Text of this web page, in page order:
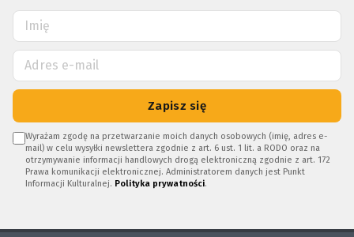
Zapisz się
Wyrażam zgodę na przetwarzanie moich danych osobowych (imię, adres e-
mail) w celu wysyłki newslettera zgodnie z art. 6 ust. 1 lit. a RODO oraz na
otrzymywanie informacji handlowych drogą elektroniczną zgodnie z art. 172
Prawa komunikacji elektronicznej. Administratorem danych jest Punkt
Informacji Kulturalnej. Polityka prywatności.